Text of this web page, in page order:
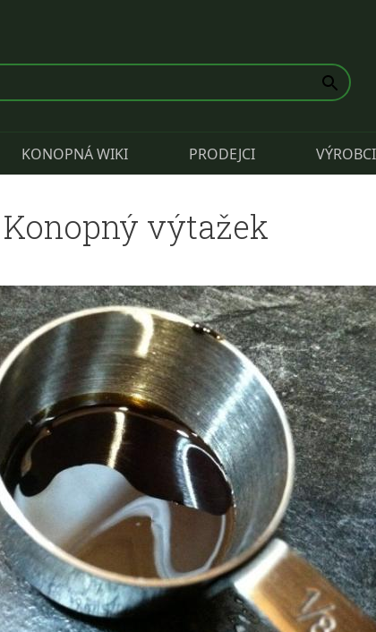
KONOPNÁ WIKI PRODEJCI VÝROBCI
Konopný výtažek